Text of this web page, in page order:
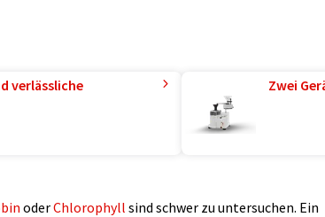
verlässliche
Zwei
oderChlorophyll sind schwer zu untersuchen. Ein